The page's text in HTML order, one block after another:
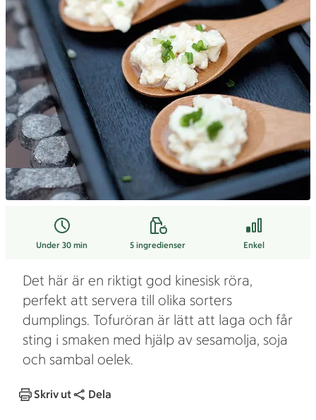
Under 30 min 5ingredienser Enkel
Det här är en riktigt god kinesisk röra,
perfekt att servera till olika sorters
dumplings. Tofuröran är lätt att laga och får
sting i smaken med hjälp av sesamolja, soja
och sambal oelek.
Skriv ut Dela